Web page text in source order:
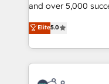
opportunités d'affaires ➤ La mise en
stratégies
inbound,
emailing) Informations clés : - 10 ans d'expérience -
100+ intégrations
experts conseil -
and over 5,000
Vonazon turns
measurable,
enterprise-grade
builds scalable
revenue. ⚙️ HubSpot Integration & Optimization •
Elite5.0